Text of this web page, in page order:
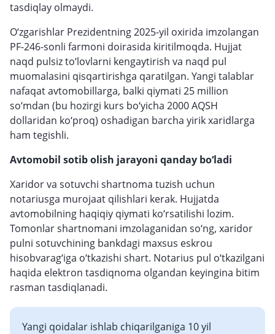
tasdiqlay olmaydi.
O‘zgarishlar Prezidentning 2025-yil oxirida imzolangan
PF-246-sonli farmoni doirasida kiritilmoqda. Hujjat
naqd pulsiz to‘lovlarni kengaytirish va naqd pul
muomalasini qisqartirishga qaratilgan. Yangi talablar
nafaqat avtomobillarga, balki qiymati 25 million
so‘mdan (bu hozirgi kurs bo‘yicha 2000 AQSH
dollaridan ko‘proq) oshadigan barcha yirik xaridlarga
ham tegishli.
Avtomobil sotib olish jarayoni qanday bo‘ladi
Xaridor va sotuvchi shartnoma tuzish uchun
notariusga murojaat qilishlari kerak. Hujjatda
avtomobilning haqiqiy qiymati ko‘rsatilishi lozim.
Tomonlar shartnomani imzolaganidan so‘ng, xaridor
pulni sotuvchining bankdagi maxsus eskrou
hisobvarag‘iga o‘tkazishi shart. Notarius pul o‘tkazilgani
haqida elektron tasdiqnoma olgandan keyingina bitim
rasman tasdiqlanadi.
Yangi qoidalar ishlab chiqarilganiga 10 yil